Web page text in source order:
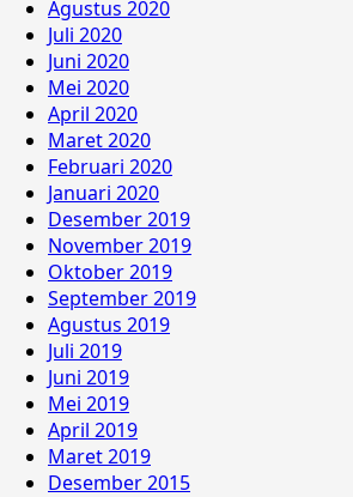
Agustus 2020
Juli 2020
Juni 2020
Mei 2020
April 2020
Maret 2020
Februari 2020
Januari 2020
Desember 2019
November 2019
Oktober 2019
September 2019
Agustus 2019
Juli 2019
Juni 2019
Mei 2019
April 2019
Maret 2019
Desember 2015